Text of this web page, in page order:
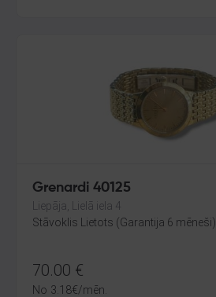
Grenardi 40125
Liepāja, Lielā iela 4
Stāvoklis Lietots (Garantija 6 mēneši)
70.00 €
No 3.18€/mēn.